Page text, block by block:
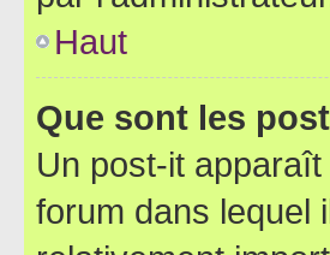
Haut
Que sont les
Un post-it
forum dans lequel